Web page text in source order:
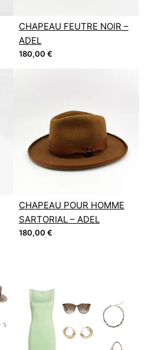
CHAPEAU FEUTRE NOIR –
ADEL
180,00 €
CHAPEAU POUR HOMME
SARTORIAL – ADEL
180,00 €